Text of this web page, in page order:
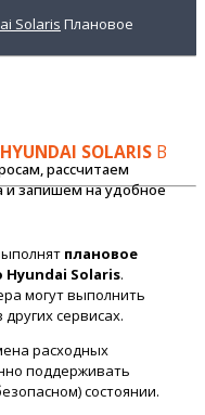
Solaris Плановое
рассчитаем
и запишем на удобное
SOLARIS В
плановое
Hyundai Solaris.
могут выполнить
сервисах.
расходных
поддерживать
состоянии.